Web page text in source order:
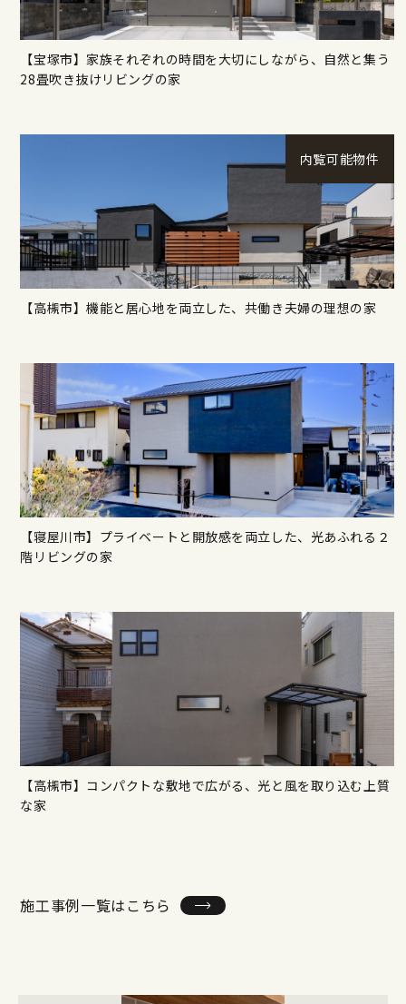
【宝塚市】家族それぞれの時間を大切にしながら、自然と集う
28畳吹き抜けリビングの家
内覧可能物件
【高槻市】機能と居心地を両立した、共働き夫婦の理想の家
【寝屋川市】プライベートと開放感を両立した、光あふれる２
階リビングの家
【高槻市】コンパクトな敷地で広がる、光と風を取り込む上質
な家
施工事例一覧はこちら